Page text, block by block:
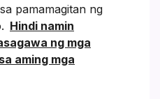
pamamagitan ng
Hindi namin
ng mga
aming mga